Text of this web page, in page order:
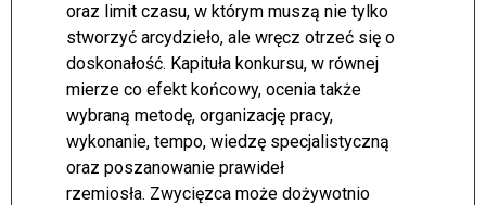
oraz limit czasu, w którym muszą nie tylko
stworzyć arcydzieło, ale wręcz otrzeć się o
doskonałość. Kapituła konkursu, w równej
mierze co efekt końcowy, ocenia także
wybraną metodę, organizację pracy,
wykonanie, tempo, wiedzę specjalistyczną
oraz poszanowanie prawideł
rzemiosła. Zwycięzca może dożywotnio